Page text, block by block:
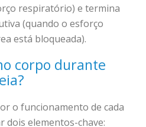
respiratório) e termina
(quando o esforço
está bloqueada).
corpo durante
o funcionamento de cada
dois elementos-chave: